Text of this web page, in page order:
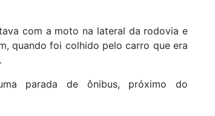
com a moto na lateral da rodovia e
quando foi colhido pelo carro que era
parada de ônibus, próximo do